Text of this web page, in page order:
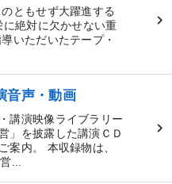
ともせず大躍進する
絶対に欠かせない重
いただいたテープ・
音声・動画
講演映像ライブラリー
」を披露した講演ＣＤ
案内。 本収録物は、
...